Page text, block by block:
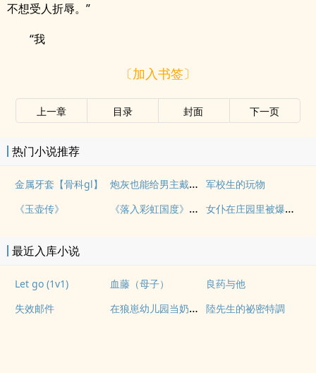
不想受人折辱。”
“我
〔加入书签〕
上一章 目录 封面 下一页
热门小说推荐
金属牙套【骨科gl】 炮灰也能给男主戴绿帽吗(NP)
军校生的玩物
《玉壶传》
《落入彩虹国度》穿越+西幻+言情 女仆在庄园里被爆操（上位者nph，欧式）
最近入库小说
Let go (1v1) 血藤（母子）
良药与他
失效邮件
在狼崽幼儿园当奶爸的日常 陸先生的祕密特調